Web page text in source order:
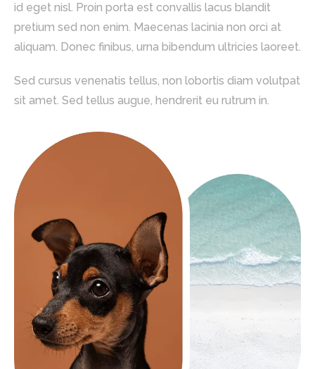
id eget nisl. Proin porta est convallis lacus blandit
pretium sed non enim. Maecenas lacinia non orci at
aliquam. Donec finibus, urna bibendum ultricies laoreet.
Sed cursus venenatis tellus, non lobortis diam volutpat
sit amet. Sed tellus augue, hendrerit eu rutrum in.